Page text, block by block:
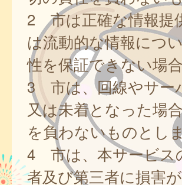
2 市は正確な情報提
は流動的な情報につ
性を保証できない場
3 市は、回線やサー
又は未着となった場
を負わないものとし
4 市は、本サービス
者及び第三者に損害